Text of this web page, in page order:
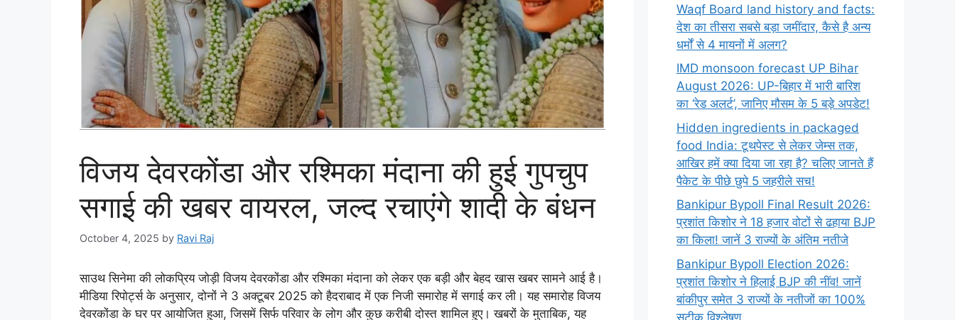
विजय देवरकोंडा और रश्मिका मंदाना की हुई गुपचुप
सगाई की खबर वायरल, जल्द रचाएंगे शादी के बंधन
October 4, 2025 by Ravi Raj
साउथ सिनेमा की लोकप्रिय जोड़ी विजय देवरकोंडा और रश्मिका मंदाना को लेकर एक बड़ी और बेहद खास खबर सामने आई है।
मीडिया रिपोर्ट्स के अनुसार, दोनों ने 3 अक्टूबर 2025 को हैदराबाद में एक निजी समारोह में सगाई कर ली। यह समारोह विजय
देवरकोंडा के घर पर आयोजित हुआ, जिसमें सिर्फ परिवार के लोग और कुछ करीबी दोस्त शामिल हुए। खबरों के मुताबिक, यह
Waqf Board land history and facts:
देश का तीसरा सबसे बड़ा जमींदार, कैसे है अन्य
धर्मों से 4 मायनों में अलग?
IMD monsoon forecast UP Bihar
August 2026: UP-बिहार में भारी बारिश
का ‘रेड अलर्ट’, जानिए मौसम के 5 बड़े अपडेट!
Hidden ingredients in packaged
food India: टूथपेस्ट से लेकर जेम्स तक,
आखिर हमें क्या दिया जा रहा है? चलिए जानते हैं
पैकेट के पीछे छुपे 5 जहरीले सच!
Bankipur Bypoll Final Result 2026:
प्रशांत किशोर ने 18 हजार वोटों से ढहाया BJP
का किला! जानें 3 राज्यों के अंतिम नतीजे
Bankipur Bypoll Election 2026:
प्रशांत किशोर ने हिलाई BJP की नींव! जानें
बांकीपुर समेत 3 राज्यों के नतीजों का 100%
सटीक विश्लेषण